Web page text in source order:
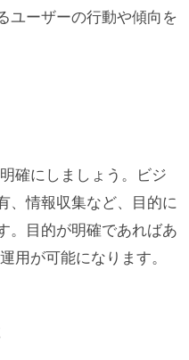
ユーザーの行動や傾向を
確にしましょう。ビジ
、情報収集など、目的に
。目的が明確であればあ
用が可能になります。